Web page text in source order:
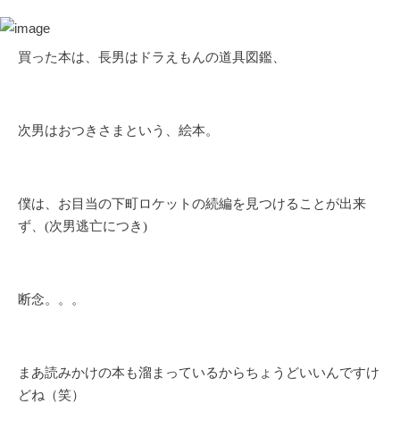
買った本は、長男はドラえもんの道具図鑑、
次男はおつきさまという、絵本。
僕は、お目当の下町ロケットの続編を見つけることが出来
ず、(次男逃亡につき)
断念。。。
まあ読みかけの本も溜まっているからちょうどいいんですけ
どね（笑）